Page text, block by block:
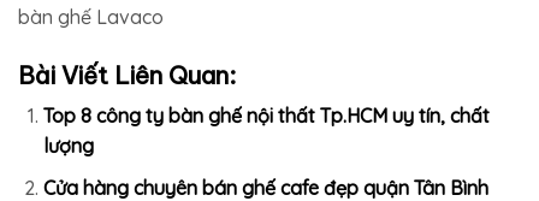
bàn ghế Lavaco
Bài Viết Liên Quan:
Top 8 công ty bàn ghế nội thất Tp.HCM uy tín, chất
lượng
Cửa hàng chuyên bán ghế cafe đẹp quận Tân Bình